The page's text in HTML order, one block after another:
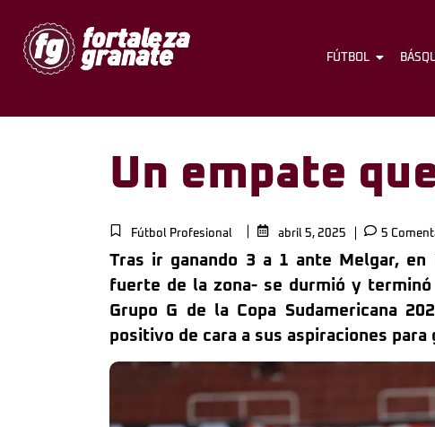
FÚTBOL
Un empate
Fútbol Profesional abril 5, 2025 5
Tras ir ganando 3 a 1 ante Melgar,
fuerte de la zona- se durmió y
Grupo G de la Copa Sudamericana
positivo de cara a sus aspiraciones para